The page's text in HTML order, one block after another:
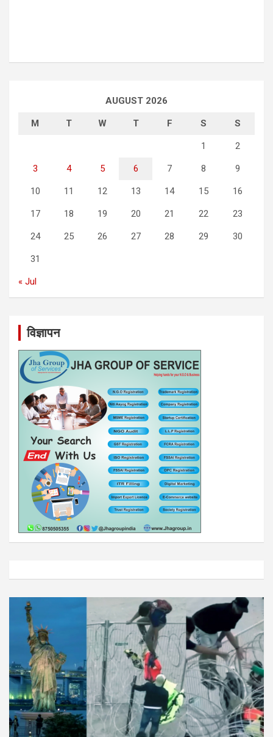
AUGUST 2026
M T W T F S S
1 2
3 4 5 6 7 8 9
10 11 12 13 14 15 16
17 18 19 20 21 22 23
24 25 26 27 28 29 30
31
« Jul
विज्ञापन